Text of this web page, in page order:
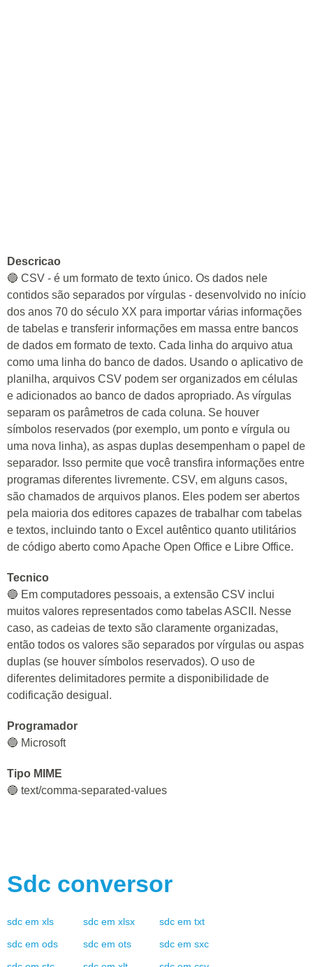
Descricao
🔵 CSV - é um formato de texto único. Os dados nele
contidos são separados por vírgulas - desenvolvido no início
dos anos 70 do século XX para importar várias informações
de tabelas e transferir informações em massa entre bancos
de dados em formato de texto. Cada linha do arquivo atua
como uma linha do banco de dados. Usando o aplicativo de
planilha, arquivos CSV podem ser organizados em células
e adicionados ao banco de dados apropriado. As vírgulas
separam os parâmetros de cada coluna. Se houver
símbolos reservados (por exemplo, um ponto e vírgula ou
uma nova linha), as aspas duplas desempenham o papel de
separador. Isso permite que você transfira informações entre
programas diferentes livremente. CSV, em alguns casos,
são chamados de arquivos planos. Eles podem ser abertos
pela maioria dos editores capazes de trabalhar com tabelas
e textos, incluindo tanto o Excel autêntico quanto utilitários
de código aberto como Apache Open Office e Libre Office.
Tecnico
🔵 Em computadores pessoais, a extensão CSV inclui
muitos valores representados como tabelas ASCII. Nesse
caso, as cadeias de texto são claramente organizadas,
então todos os valores são separados por vírgulas ou aspas
duplas (se houver símbolos reservados). O uso de
diferentes delimitadores permite a disponibilidade de
codificação desigual.
Programador
🔵 Microsoft
Tipo MIME
🔵 text/comma-separated-values
Sdc conversor
sdc em xls sdc em xlsx sdc em txt
sdc em ods sdc em ots sdc em sxc